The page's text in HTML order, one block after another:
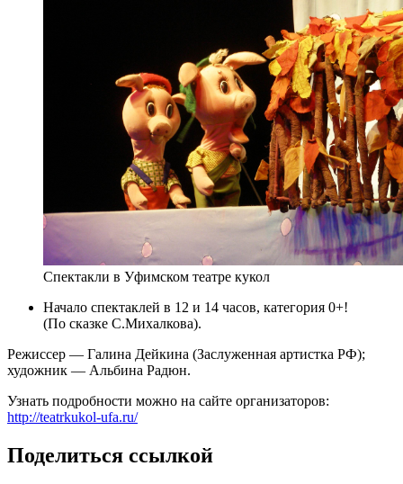
Спектакли в Уфимском театре кукол
Начало спектаклей в 12 и 14 часов, категория 0+!
(По сказке С.Михалкова).
Режиссер — Галина Дейкина (Заслуженная артистка РФ);
художник — Альбина Радюн.
Узнать подробности можно на сайте организаторов:
http://teatrkukol-ufa.ru/
Поделиться ссылкой